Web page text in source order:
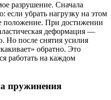
разрушение. Сначала
если убрать нагрузку на этом
положение. При достижении
деформация —
Но после снятия усилия
обратно. Это
работать на каждом
пружинения